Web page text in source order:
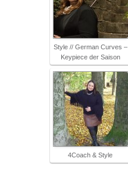
Style // German Curves –
Keypiece der Saison
4Coach & Style